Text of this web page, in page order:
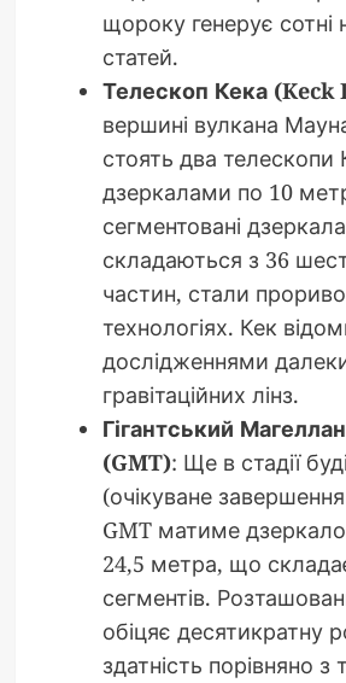
щороку генерує сотні
статей.
Телескоп Кека (Keck
вершині вулкана
стоять два телескопи
дзеркалами по 10
сегментовані
складаються з 36
частин, стали
технологіях. Кек
дослідженнями
гравітаційних лінз.
Гігантський
(GMT): Ще в стадії
(очікуване
GMT матиме
24,5 метра, що
сегментів.
обіцяє десятикратну
здатність порівняно